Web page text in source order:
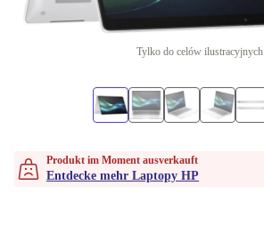
Tylko do celów ilustracyjnych
Produkt im Moment ausverkauft
Entdecke mehr Laptopy HP